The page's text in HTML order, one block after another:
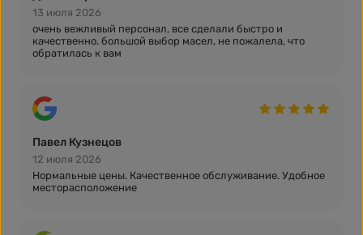
13 июля 2026
очень вежливый персонал, все сделали быстро и
качественно. большой выбор масел, не пожалела, что
обратилась к вам
Павел Кузнецов
12 июля 2026
Нормальные цены. Качественное обслуживание. Удобное
месторасположение